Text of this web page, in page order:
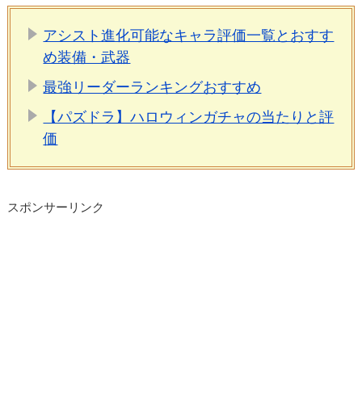
アシスト進化可能なキャラ評価一覧とおすす
め装備・武器
最強リーダーランキングおすすめ
【パズドラ】ハロウィンガチャの当たりと評
価
スポンサーリンク